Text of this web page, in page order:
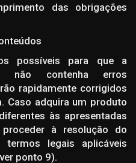
das obrigações
possíveis para que a
não contenha erros
rapidamente corrigidos
Caso adquira um produto
às apresentadas
à resolução do
legais aplicáveis
ponto 9).